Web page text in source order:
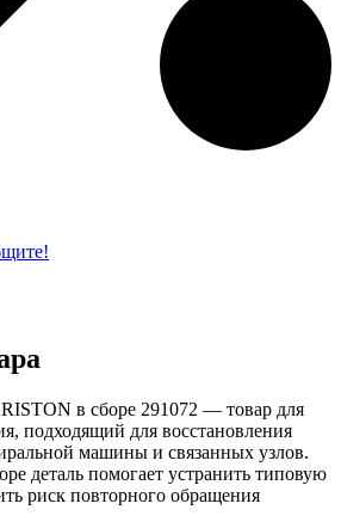
в сборе 291072 — товар для
подходящий для восстановления
машины и связанных узлов.
деталь помогает устранить типовую
риск повторного обращения